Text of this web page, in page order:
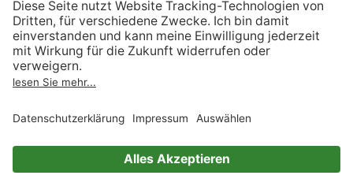
Informationen nach Data
Act
Verträge hier kündigen
Impressum